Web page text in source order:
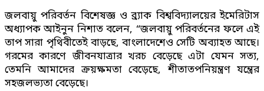
জলবায়ু পরিবর্তন বিশেষজ্ঞ ও ব্র্যাক বিশ্ববিদ্যালয়ের ইমেরিটাস
অধ্যাপক আইনুন নিশাত বলেন, “জলবায়ু পরিবর্তনের ফলে এই
তাপ সারা পৃথিবীতেই বাড়ছে, বাংলাদেশেও সেটি অব্যাহত আছে।
গরমের কারণে জীবনযাত্রার খরচ বেড়েছে এটা যেমন সত্য,
তেমনি আমাদের ক্রয়ক্ষমতা বেড়েছে, শীতাতপনিয়ন্ত্রণ যন্ত্রের
সহজলভ্যতা বেড়েছে।